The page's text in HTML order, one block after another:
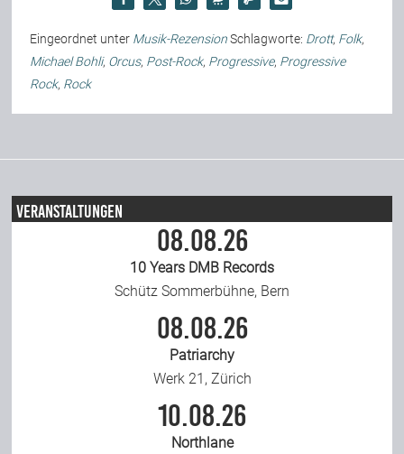
Eingeordnet unter Musik-Rezension Schlagworte: Drott, Folk,
Michael Bohli, Orcus, Post-Rock, Progressive, Progressive
Rock, Rock
Veranstaltungen
08.08.26
10 Years DMB Records
Schütz Sommerbühne, Bern
08.08.26
Patriarchy
Werk 21, Zürich
10.08.26
Northlane